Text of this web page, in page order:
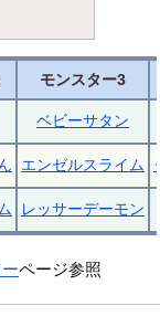
モンスター3
ベビーサタン
エンゼルスライム
レッサーデーモン
ページ参照